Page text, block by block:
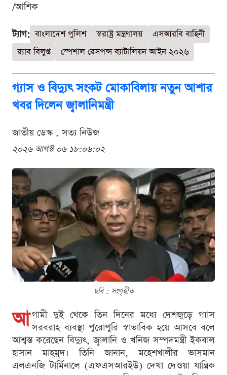
/আশিক
ট্যাগ: বাংলাদেশ পুলিশ স্বরাষ্ট্র মন্ত্রণালয়
এসআরবি বাহিনী
র‍্যাব বিলুপ্ত
স্পেশাল রেসপন্স ব্যাটালিয়ন আইন ২০২৬
গ্যাস ও বিদ্যুৎ সংকট মোকাবিলায় নতুন আশার
খবর দিলেন জ্বালানিমন্ত্রী
জাতীয় ডেস্ক . সত্য নিউজ
২০২৬ আগস্ট ০৬ ১৮:০৬:০২
ছবি : সংগৃহীত
আ গামী দুই থেকে তিন দিনের মধ্যে দেশজুড়ে গ্যাস
সরবরাহ ব্যবস্থা পুরোপুরি স্বাভাবিক হয়ে আসবে বলে
আশ্বস্ত করেছেন বিদ্যুৎ, জ্বালানি ও খনিজ সম্পদমন্ত্রী ইকবাল
হাসান মাহমুদ। তিনি জানান, মহেশখালীর ভাসমান
এলএনজি টার্মিনালে (এফএসআরইউ) দেখা দেওয়া যান্ত্রিক